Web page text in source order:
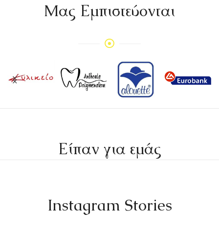
Mας Εμπιστεύονται
Είπαν για εμάς
Instagram Stories